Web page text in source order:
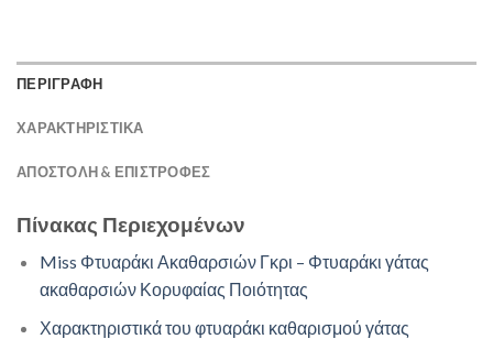
ΠΕΡΙΓΡΑΦΗ
ΧΑΡΑΚΤΗΡΙΣΤΙΚΑ
ΑΠΟΣΤΟΛΉ & ΕΠΙΣΤΡΟΦΈΣ
Πίνακας Περιεχομένων
Miss Φτυαράκι Ακαθαρσιών Γκρι – Φτυαράκι γάτας
ακαθαρσιών Κορυφαίας Ποιότητας
Χαρακτηριστικά του φτυαράκι καθαρισμού γάτας